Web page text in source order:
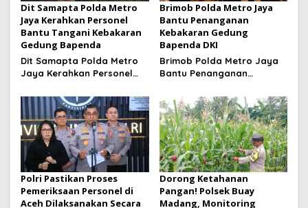
Dit Samapta Polda Metro
Jaya Kerahkan Personel
Bantu Tangani Kebakaran
Gedung Bapenda
Dit Samapta Polda Metro
Jaya Kerahkan Personel
Gedung Bapenda
Brimob Polda Metro Jaya
Bantu Penanganan
Kebakaran Gedung
Bapenda DKI
Brimob Polda Metro Jaya
Bantu Penanganan
Bapenda DKI
Polri Pastikan Proses
Pemeriksaan Personel di
Aceh Dilaksanakan Secara
Dorong Ketahanan
Pangan! Polsek Buay
Madang, Monitoring